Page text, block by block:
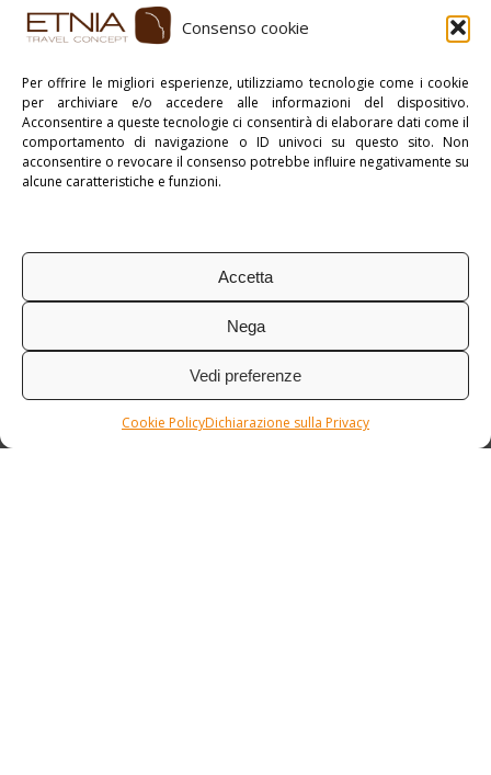
Consenso cookie
Per offrire le migliori esperienze, utilizziamo tecnologie come i cookie
per archiviare e/o accedere alle informazioni del dispositivo.
Acconsentire a queste tecnologie ci consentirà di elaborare dati come il
comportamento di navigazione o ID univoci su questo sito. Non
acconsentire o revocare il consenso potrebbe influire negativamente su
alcune caratteristiche e funzioni.
Accetta
Nega
Vedi preferenze
Cookie PolicyDichiarazione sulla Privacy
Stampa PDF
Pubblicato in:Indonesia, myAsia
Tag:Tour Individuale